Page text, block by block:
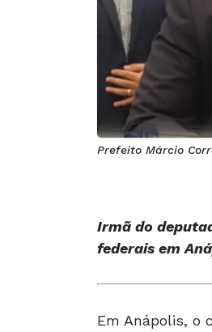
Prefeito Márcio
Irmã do
federais em
Em Anápolis, o